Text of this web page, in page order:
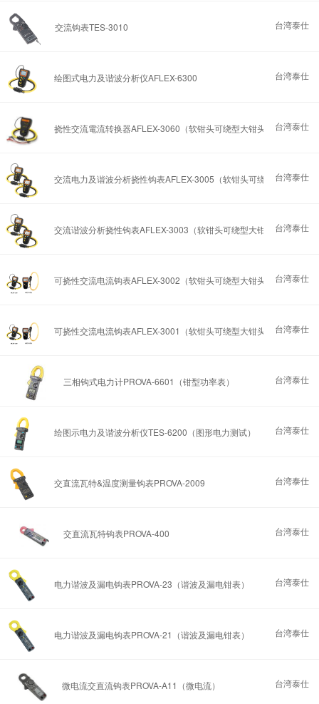
交流钩表TES-3010 台湾泰仕
绘图式电力及谐波分析仪AFLEX-6300 台湾泰仕
挠性交流電流转换器AFLEX-3060（软钳头可绕型大钳头） 台湾泰仕
交流电力及谐波分析挠性钩表AFLEX-3005（软钳头可绕型大钳头）
台湾泰仕
交流谐波分析挠性钩表AFLEX-3003（软钳头可绕型大钳头）台湾泰仕
可挠性交流电流钩表AFLEX-3002（软钳头可绕型大钳头） 台湾泰仕
可挠性交流电流钩表AFLEX-3001（软钳头可绕型大钳头） 台湾泰仕
三相钩式电力计PROVA-6601（钳型功率表） 台湾泰仕
绘图示电力及谐波分析仪TES-6200（图形电力测试） 台湾泰仕
交直流瓦特&温度测量钩表PROVA-2009 台湾泰仕
交直流瓦特钩表PROVA-400 台湾泰仕
电力谐波及漏电钩表PROVA-23（谐波及漏电钳表） 台湾泰仕
电力谐波及漏电钩表PROVA-21（谐波及漏电钳表） 台湾泰仕
微电流交直流钩表PROVA-A11（微电流） 台湾泰仕